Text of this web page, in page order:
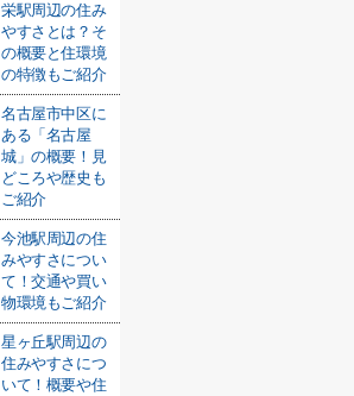
栄駅周辺の住み
やすさとは？そ
の概要と住環境
の特徴もご紹介
名古屋市中区に
ある「名古屋
城」の概要！見
どころや歴史も
ご紹介
今池駅周辺の住
みやすさについ
て！交通や買い
物環境もご紹介
星ヶ丘駅周辺の
住みやすさにつ
いて！概要や住